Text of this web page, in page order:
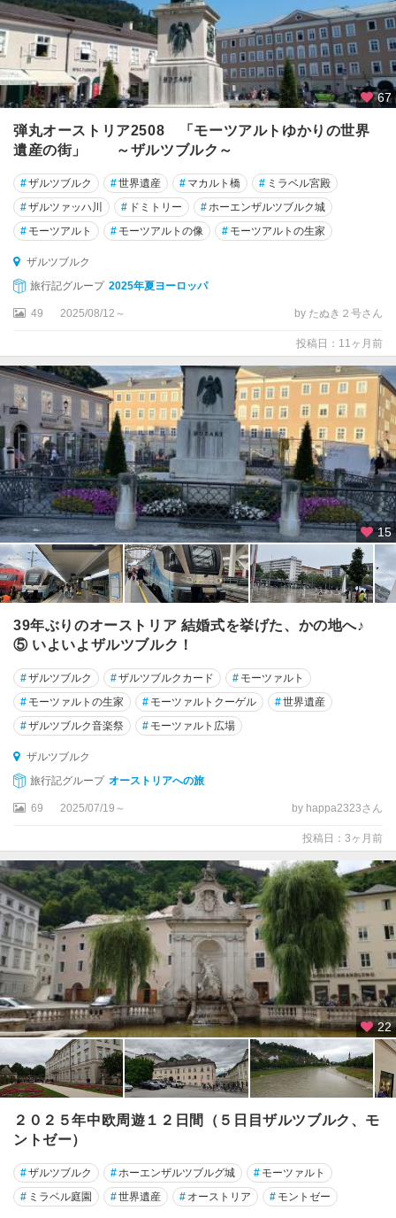
ル
グ
ル
キ
ッ
ビ
ュ
ー
ル
ク
ー
ゲ
ン
ク
レ
ム
ス
ク
ー
フ
シ
ュ
タ
イ
ン
ム
ン
デ
ン
グ
ラ
ー
グ
ロ
ー
ス
グ
ロ
ッ
ク
ナ
ー
辺
ン
ク
・
ア
67
弾丸オーストリア2508 「モーツアルトゆかりの世界
遺産の街」 ～ザルツブルク～
#ザルツブルク #世界遺産 # マカルト橋 # ミラベル宮殿
#ザルツァッハ川 # ドミトリー # ホーエンザルツブルク城
# モーツアルト # モーツアルトの像 # モーツアルトの生家
ザルツブルク
旅行記グループ 2025年夏ヨーロッパ
49 2025/08/12～ by たぬき２号さん
投稿日：11ヶ月前
15
39年ぶりのオーストリア 結婚式を挙げた、かの地へ♪
⑤ いよいよザルツブルク！
#ザルツブルク #ザルツブルクカード # モーツァルト
# モーツァルトの生家 # モーツァルトクーゲル #世界遺産
#ザルツブルク音楽祭 # モーツァルト広場
ザルツブルク
旅行記グループ オーストリアへの旅
69 2025/07/19～ by happa2323さん
投稿日：3ヶ月前
22
２０２５年中欧周遊１２日間（５日目ザルツブルク、モ
ントゼー）
#ザルツブルク #ホーエンザルツブルグ城 # モーツァルト
# ミラベル庭園 #世界遺産 # オーストリア # モントゼー